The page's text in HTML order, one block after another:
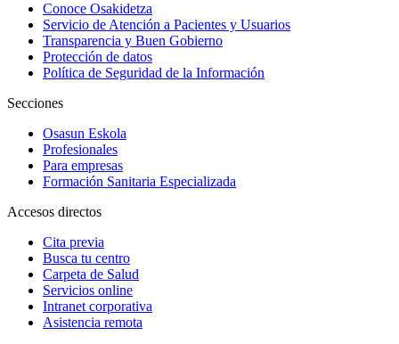
Conoce Osakidetza
Servicio de Atención a Pacientes y Usuarios
Transparencia y Buen Gobierno
Protección de datos
Política de Seguridad de la Información
Secciones
Osasun Eskola
Profesionales
Para empresas
Formación Sanitaria Especializada
Accesos directos
Cita previa
Busca tu centro
Carpeta de Salud
Servicios online
Intranet corporativa
Asistencia remota